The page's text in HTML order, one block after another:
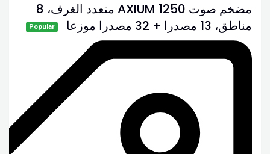
مضخم صوت AXIUM 1250 متعدد الغرف، 8
مناطق، 13 مصدرا + 32 مصدرا موزعا
Popular